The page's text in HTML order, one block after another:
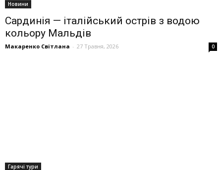
Новини
Сардинія — італійський острів з водою
кольору Мальдів
Макаренко Світлана - 27 Травня, 2026 0
Гарячі тури